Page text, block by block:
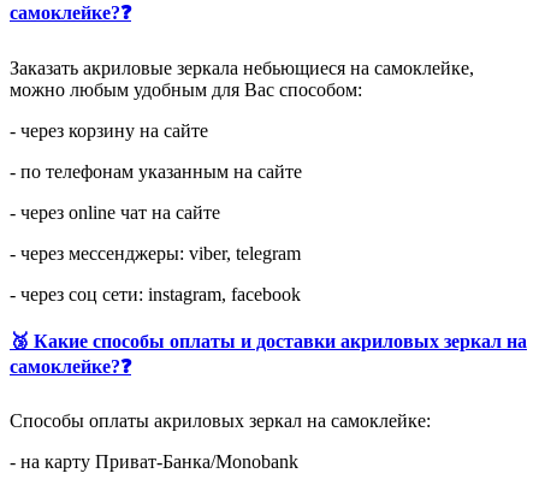
самоклейке?❓
Заказать акриловые зеркала небьющиеся на самоклейке,
можно любым удобным для Вас способом:
- через корзину на сайте
- по телефонам указанным на сайте
- через online чат на сайте
- через мессенджеры: viber, telegram
- через соц сети: instagram, facebook
🥉 Какие способы оплаты и доставки акриловых зеркал на
самоклейке?❓
Способы оплаты акриловых зеркал на самоклейке:
- на карту Приват-Банка/Monobank